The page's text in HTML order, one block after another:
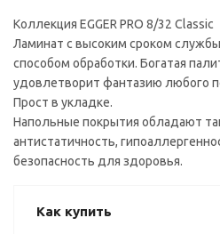
Коллекция EGGER PRO 8/32 Classic
Ламинат с высоким сроком
способом обработки. Богатая
удовлетворит фантазию любого
Прост в укладке.
Напольные покрытия обладают
антистатичность,
безопасность для здоровья.
Как купить